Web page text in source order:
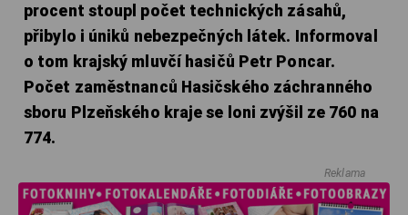
procent stoupl počet technických zásahů,
přibylo i úniků nebezpečných látek. Informoval
o tom krajský mluvčí hasičů Petr Poncar.
Počet zaměstnanců Hasičského záchranného
sboru Plzeňského kraje se loni zvýšil ze 760 na
774.
Reklama